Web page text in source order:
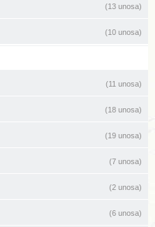
(13 unosa)
(10 unosa)
(11 unosa)
(18 unosa)
(19 unosa)
(7 unosa)
(2 unosa)
(6 unosa)